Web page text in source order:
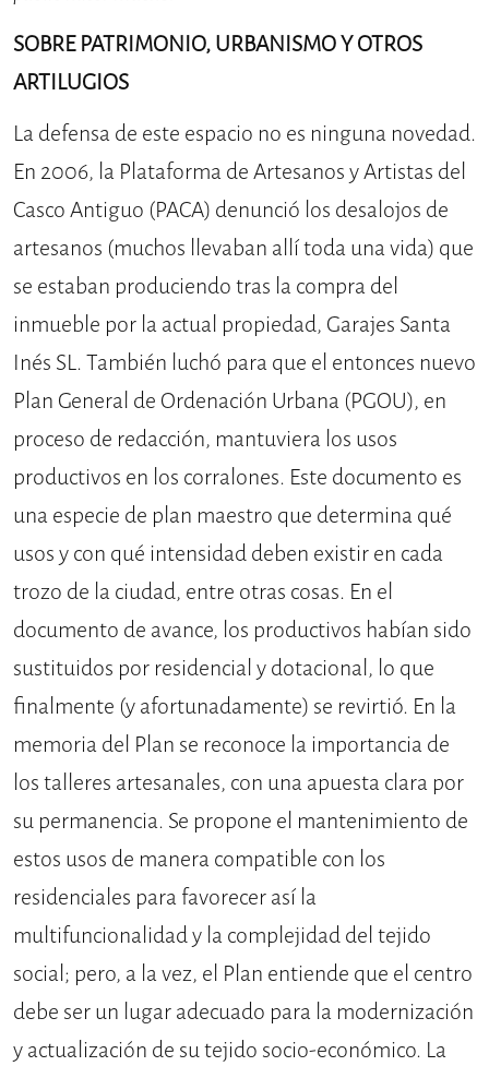
SOBRE PATRIMONIO, URBANISMO Y OTROS
ARTILUGIOS
La defensa de este espacio no es ninguna novedad.
En 2006, la Plataforma de Artesanos y Artistas del
Casco Antiguo (PACA) denunció los desalojos de
artesanos (muchos llevaban allí toda una vida) que
se estaban produciendo tras la compra del
inmueble por la actual propiedad, Garajes Santa
Inés SL. También luchó para que el entonces nuevo
Plan General de Ordenación Urbana (PGOU), en
proceso de redacción, mantuviera los usos
productivos en los corralones. Este documento es
una especie de plan maestro que determina qué
usos y con qué intensidad deben existir en cada
trozo de la ciudad, entre otras cosas. En el
documento de avance, los productivos habían sido
sustituidos por residencial y dotacional, lo que
finalmente (y afortunadamente) se revirtió. En la
memoria del Plan se reconoce la importancia de
los talleres artesanales, con una apuesta clara por
su permanencia. Se propone el mantenimiento de
estos usos de manera compatible con los
residenciales para favorecer así la
multifuncionalidad y la complejidad del tejido
social; pero, a la vez, el Plan entiende que el centro
debe ser un lugar adecuado para la modernización
y actualización de su tejido socio-económico. La